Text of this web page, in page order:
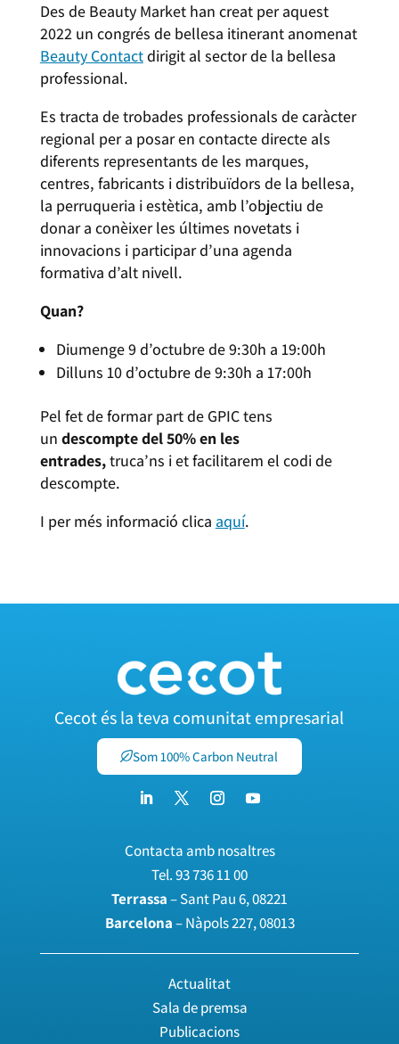
Des de Beauty Market han creat per aquest
2022 un congrés de bellesa itinerant anomenat
Beauty Contactdirigit al sector de la bellesa
professional.
Es tracta de trobades professionals de caràcter
regional per a posar en contacte directe als
diferents representants de les marques,
centres, fabricants i distribuïdors de la bellesa,
la perruqueria i estètica, amb l’objectiu de
donar a conèixer les últimes novetats i
innovacions i participar d’una agenda
formativa d’alt nivell.
Quan?
Diumenge 9 d’octubre de 9:30h a 19:00h
Dilluns 10 d’octubre de 9:30h a 17:00h
Pel fet de formar part de GPIC tens
un descompte del 50% en les
entrades,truca’ns i et facilitarem el codi de
descompte.
I per més informació clica aquí.
Cecot és la teva comunitat empresarial
Som 100% Carbon Neutral
Contacta amb nosaltres
Tel.93 736 11 00
Terrassa– Sant Pau 6, 08221
Barcelona– Nàpols 227, 08013
Actualitat
Sala de premsa
Publicacions